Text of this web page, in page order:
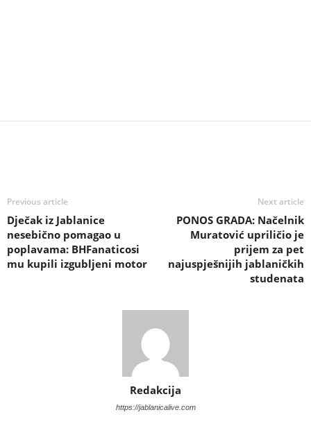
Previous article
Dječak iz Jablanice
nesebično pomagao u
poplavama: BHFanaticosi
mu kupili izgubljeni motor
Next article
PONOS GRADA: Načelnik
Muratović upriličio je
prijem za pet
najuspješnijih jablaničkih
studenata
Redakcija
https://jablanicalive.com